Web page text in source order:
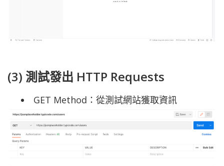
(3) 測試發出 HTTP Requests
GET Method：從測試網站獲取資訊